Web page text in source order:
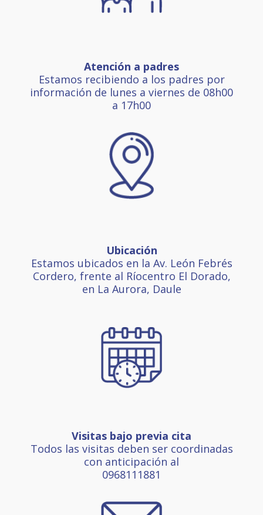
Atención a padres
Estamos recibiendo a los padres por
información de lunes a viernes de 08h00
a 17h00
Ubicación
Estamos ubicados en la Av. León Febrés
Cordero, frente al Ríocentro El Dorado,
en La Aurora, Daule
Visitas bajo previa cita
Todos las visitas deben ser coordinadas
con anticipación al
0968111881